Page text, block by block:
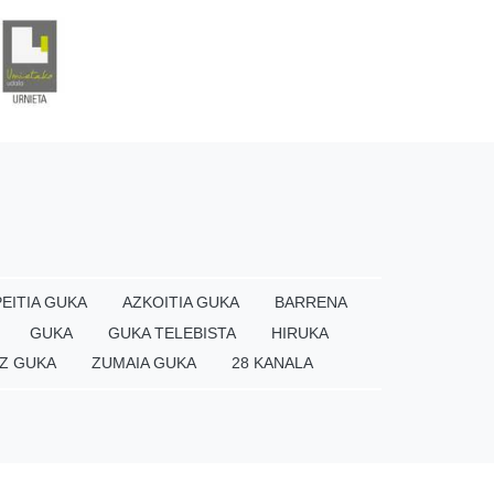
GUKA AZKOITIA GUKA
BARRENA
GUKA GUKA TELEBISTA
HIRUKA
GUKA ZUMAIA GUKA 28 KANALA